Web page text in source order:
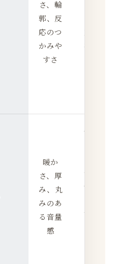
さ、輪
郭、反
応のつ
かみや
すさ
視
暖か
さ、厚
み、丸
みのあ
る音量
感
バ